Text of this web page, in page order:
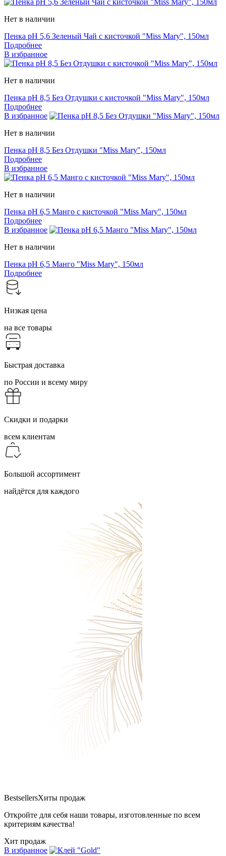
Нет в наличии
Пенка pH 5,6 Зеленый Чай с кисточкой "Miss Mary", 150мл
Подробнее
В избранное
Нет в наличии
Пенка pH 8,5 Без Отдушки с кисточкой "Miss Mary", 150мл
Подробнее
В избранное
Нет в наличии
Пенка pH 8,5 Без Отдушки "Miss Mary", 150мл
Подробнее
В избранное
Нет в наличии
Пенка pH 6,5 Манго с кисточкой "Miss Mary", 150мл
Подробнее
В избранное
Нет в наличии
Пенка pH 6,5 Манго "Miss Mary", 150мл
Подробнее
Низкая цена
на все товары
Быстрая доставка
по России и всему миру
Скидки и подарки
всем клиентам
Большой ассортимент
найдётся для каждого
BestsellersХиты продаж
Откройте для себя наши товары, изготовленные по всем
критериям качества!
Хит продаж
В избранное